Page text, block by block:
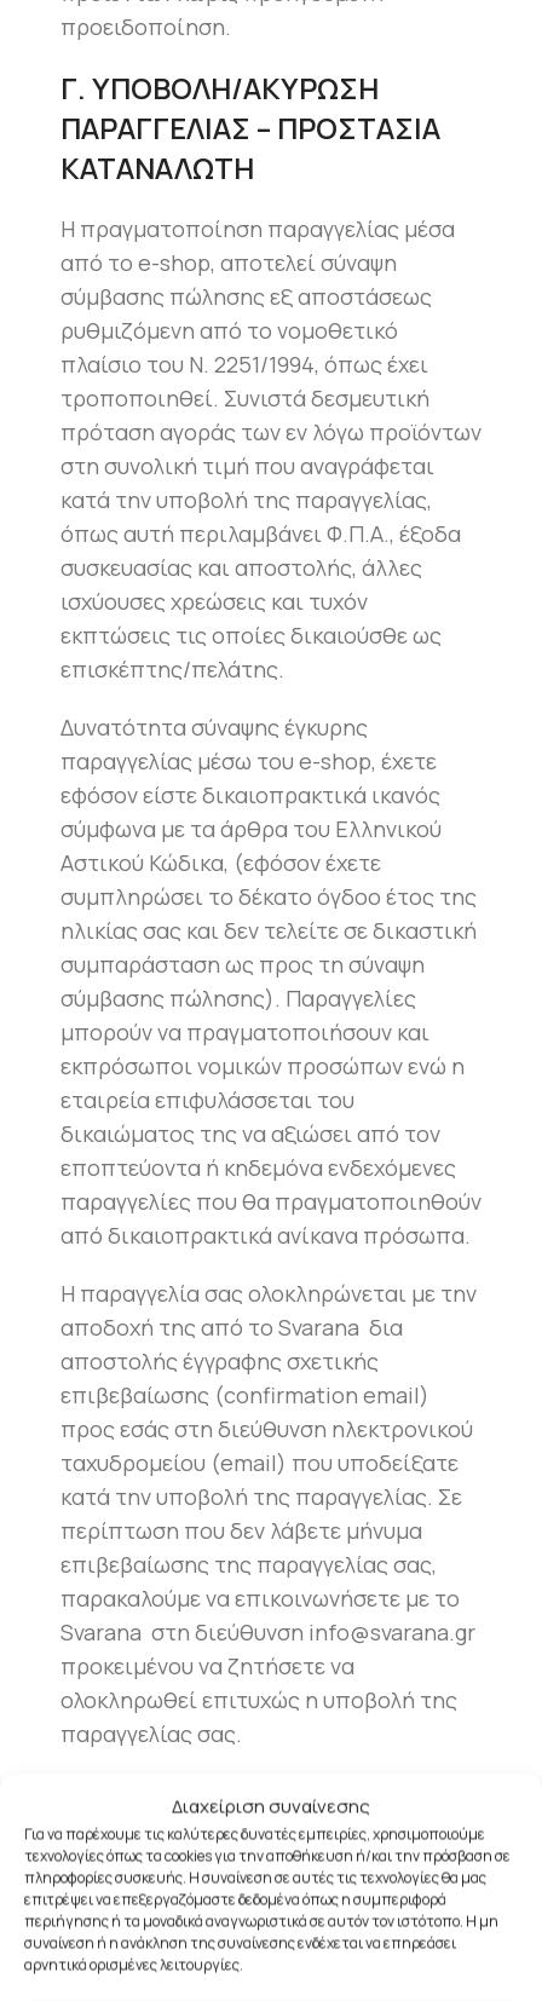
Διαχείριση συναίνεσης
Για να παρέχουμε τις καλύτερες δυνατές εμπειρίες, χρησιμοποιούμε
τεχνολογίες όπως τα cookies για την αποθήκευση ή/και την πρόσβαση σε
πληροφορίες συσκευής. Η συναίνεση σε αυτές τις τεχνολογίες θα μας
επιτρέψει να επεξεργαζόμαστε δεδομένα όπως η συμπεριφορά
περιήγησης ή τα μοναδικά αναγνωριστικά σε αυτόν τον ιστότοπο. Η μη
συναίνεση ή η ανάκληση της συναίνεσης ενδέχεται να επηρεάσει
αρνητικά ορισμένες λειτουργίες.
προειδοποίηση.
Γ. ΥΠΟΒΟΛΗ/ΑΚΥΡΩΣΗ
ΠΑΡΑΓΓΕΛΙΑΣ – ΠΡΟΣΤΑΣΙΑ
ΚΑΤΑΝΑΛΩΤΗ
Η πραγματοποίηση παραγγελίας μέσα
από το e-shop, αποτελεί σύναψη
σύμβασης πώλησης εξ αποστάσεως
ρυθμιζόμενη από το νομοθετικό
πλαίσιο του Ν. 2251/1994, όπως έχει
τροποποιηθεί. Συνιστά δεσμευτική
πρόταση αγοράς των εν λόγω προϊόντων
στη συνολική τιμή που αναγράφεται
κατά την υποβολή της παραγγελίας,
όπως αυτή περιλαμβάνει Φ.Π.Α., έξοδα
συσκευασίας και αποστολής, άλλες
ισχύουσες χρεώσεις και τυχόν
εκπτώσεις τις οποίες δικαιούσθε ως
επισκέπτης/πελάτης.
Δυνατότητα σύναψης έγκυρης
παραγγελίας μέσω του e-shop, έχετε
εφόσον είστε δικαιοπρακτικά ικανός
σύμφωνα με τα άρθρα του Ελληνικού
Αστικού Κώδικα, (εφόσον έχετε
συμπληρώσει το δέκατο όγδοο έτος της
ηλικίας σας και δεν τελείτε σε δικαστική
συμπαράσταση ως προς τη σύναψη
σύμβασης πώλησης). Παραγγελίες
μπορούν να πραγματοποιήσουν και
εκπρόσωποι νομικών προσώπων ενώ η
εταιρεία επιφυλάσσεται του
δικαιώματος της να αξιώσει από τον
εποπτεύοντα ή κηδεμόνα ενδεχόμενες
παραγγελίες που θα πραγματοποιηθούν
από δικαιοπρακτικά ανίκανα πρόσωπα.
Η παραγγελία σας ολοκληρώνεται με την
αποδοχή της από το Svarana δια
αποστολής έγγραφης σχετικής
επιβεβαίωσης (confirmation email)
προς εσάς στη διεύθυνση ηλεκτρονικού
ταχυδρομείου (email) που υποδείξατε
κατά την υποβολή της παραγγελίας. Σε
περίπτωση που δεν λάβετε μήνυμα
επιβεβαίωσης της παραγγελίας σας,
παρακαλούμε να επικοινωνήσετε με το
Svarana στη διεύθυνση info@svarana.gr
προκειμένου να ζητήσετε να
ολοκληρωθεί επιτυχώς η υποβολή της
παραγγελίας σας.
Για οποιαδήποτε ακύρωση παραγγελίας
(ολικά ή μερικά) θα πρέπει να στείλετε
μήνυμα ηλεκτρονικού ταχυδρομείου στο
info@svarana.gr H δυνατότητα αυτή σας
δίνεται, αυστηρά, για μία ώρα μετά την
πραγματοποίηση της παραγγελίας.